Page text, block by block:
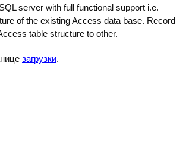
server with full functional support i.e.
of the existing Access data base. Record
table structure to other.
загрузки.